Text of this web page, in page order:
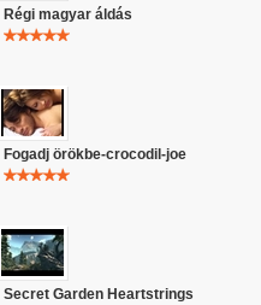
Régi magyar áldás
Fogadj örökbe-crocodil-joe
Secret Garden Heartstrings